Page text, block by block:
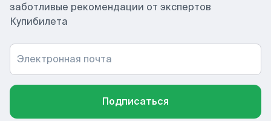
заботливые рекомендации от экспертов
Купибилета
Электронная почта
Подписаться